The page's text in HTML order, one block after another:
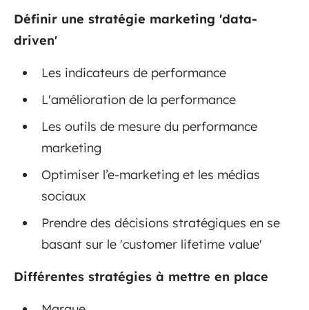
Définir une stratégie marketing 'data-
driven'
Les indicateurs de performance
L'amélioration de la performance
Les outils de mesure du performance
marketing
Optimiser l’e-marketing et les médias
sociaux
Prendre des décisions stratégiques en se
basant sur le 'customer lifetime value'
Différentes stratégies à mettre en place